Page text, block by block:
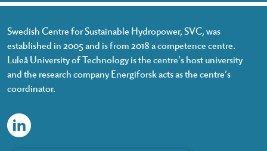
Swedish Centre for Sustainable Hydropower, SVC, was
established in 2005 and is from 2018 a competence centre.
Luleå University of Technology is the centre’s host university
and the research company Energiforsk acts as the centre’s
coordinator.